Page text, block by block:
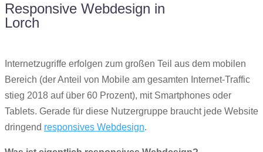
Responsive Webdesign in
Lorch
Internetzugriffe erfolgen zum großen Teil aus dem mobilen
Bereich (der Anteil von Mobile am gesamten Internet-Traffic
stieg 2018 auf über 60 Prozent), mit Smartphones oder
Tablets. Gerade für diese Nutzergruppe braucht jede Website
dringend responsives Webdesign.